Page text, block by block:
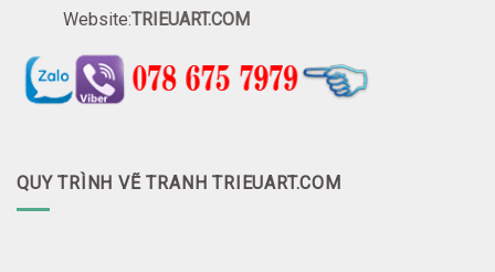
Website:TRIEUART.COM
QUY TRÌNH VẼ TRANH TRIEUART.COM